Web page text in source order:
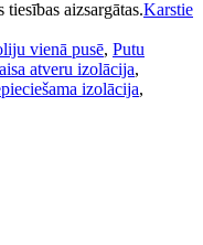
aizsargātas.Karstie
vienā pusē, Putu
atveru izolācija,
izolācija,